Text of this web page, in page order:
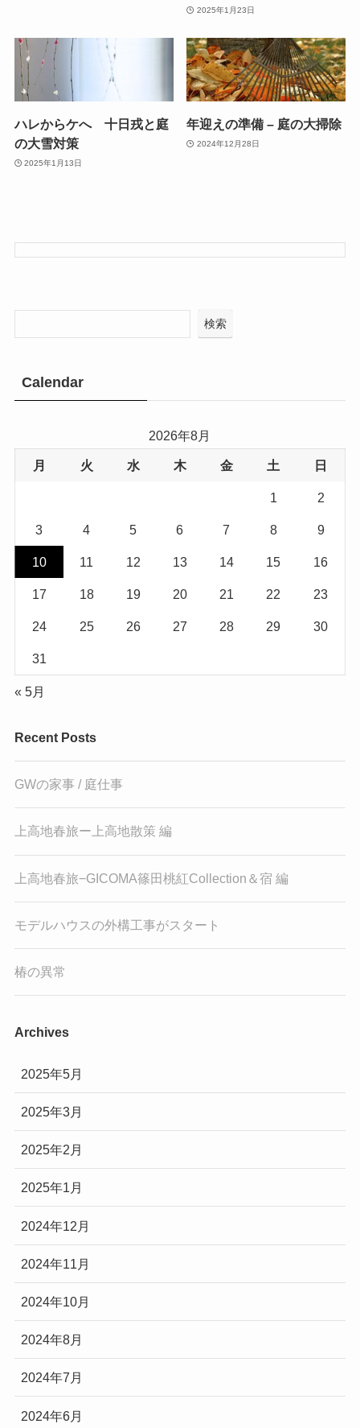
2025年1月23日
ハレからケへ 十日戎と庭
の大雪対策
2025年1月13日
年迎えの準備 – 庭の大掃除
2024年12月28日
検索
Calendar
2026年8月
月 火 水 木 金 土 日
1 2
3 4 5 6 7 8 9
10 11 12 13 14 15 16
17 18 19 20 21 22 23
24 25 26 27 28 29 30
31
« 5月
Recent Posts
GWの家事 / 庭仕事
上高地春旅ー上高地散策 編
上高地春旅−GICOMA篠田桃紅Collection＆宿 編
モデルハウスの外構工事がスタート
椿の異常
Archives
2025年5月
2025年3月
2025年2月
2025年1月
2024年12月
2024年11月
2024年10月
2024年8月
2024年7月
2024年6月